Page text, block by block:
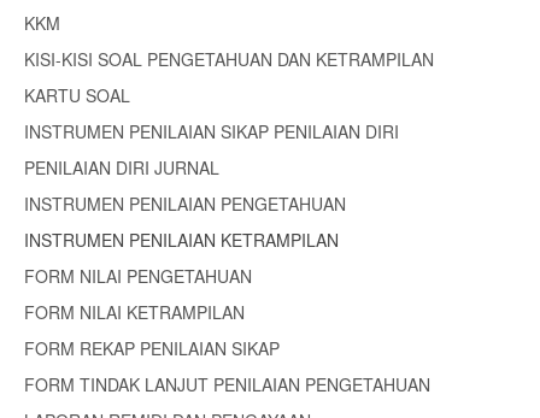
KKM
KISI-KISI SOAL PENGETAHUAN DAN KETRAMPILAN
KARTU SOAL
INSTRUMEN PENILAIAN SIKAP PENILAIAN DIRI
PENILAIAN DIRI JURNAL
INSTRUMEN PENILAIAN PENGETAHUAN
INSTRUMEN PENILAIAN KETRAMPILAN
FORM NILAI PENGETAHUAN
FORM NILAI KETRAMPILAN
FORM REKAP PENILAIAN SIKAP
FORM TINDAK LANJUT PENILAIAN PENGETAHUAN